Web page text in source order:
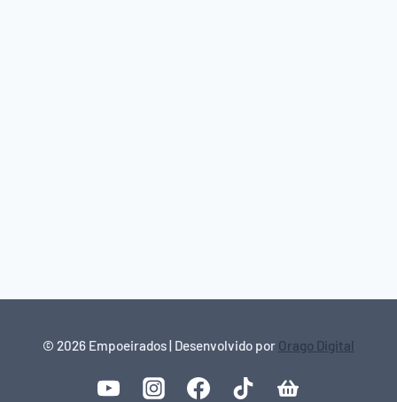
© 2026 Empoeirados | Desenvolvido por Orago Digital